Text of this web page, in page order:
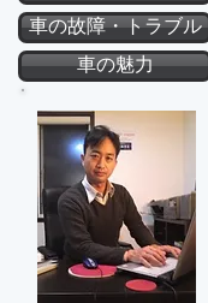
車の魅力
車の故障・トラブル